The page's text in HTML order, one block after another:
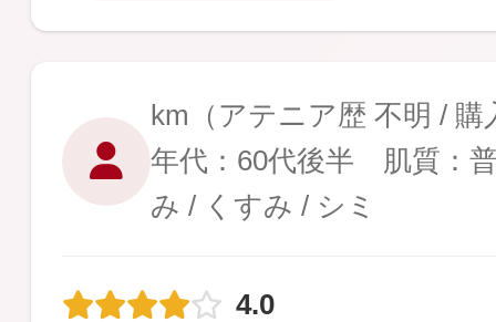
km （アテニア歴 不明 /
年代：60代後半 肌質：
み / くすみ / シミ
4.0